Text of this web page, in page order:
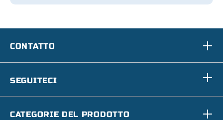
CONTATTO
SEGUITECI
CATEGORIE DEL PRODOTTO